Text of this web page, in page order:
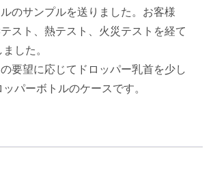
のサンプルを送りました。お客様
スト、熱テスト、火災テストを経て
した。
要望に応じてドロッパー乳首を少し
パーボトルのケースです。